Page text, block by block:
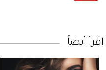
إقرأ أيضاً